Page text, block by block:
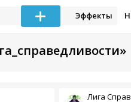
Эффекты
Лига